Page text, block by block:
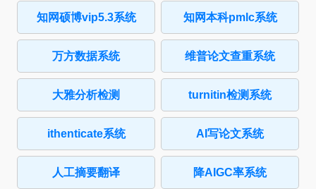
知网硕博vip5.3系统 知网本科pmlc系统
万方数据系统 维普论文查重系统
大雅分析检测 turnitin检测系统
ithenticate系统 AI写论文系统
人工摘要翻译 降AIGC率系统